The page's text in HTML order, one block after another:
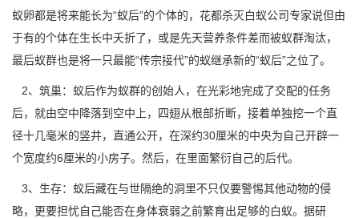
蚁卵都是将来能长为“蚁后”的个体的，花都杀灭白蚁公司专家说但由
于有的个体在生长中夭折了，或是先天营养条件差而被蚁群淘汰，
最后蚁群也是将一只最能“传宗接代”的蚁继承新的“蚁后”之位了。
2、筑巢：蚁后作为蚁群的创始人，在光彩地完成了交配的任务
后，就由空中降落到空中上，四翅从根部折断，接着单独挖一个直
径十几毫米的竖井，直通公开，在深约30厘米的中央为自己开辟一
个宽度约6厘米的小房子。然后，在里面繁衍自己的后代。
3、生存：蚁后藏在与世隔绝的洞里不只仅要警惕其他动物的侵
略，更要担忧自己能否在身体衰弱之前繁育出足够的白蚁。据研